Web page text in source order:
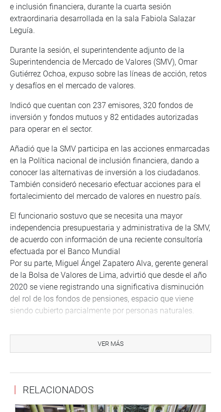
e inclusión financiera, durante la cuarta sesión
extraordinaria desarrollada en la sala Fabiola Salazar
Leguía.
Durante la sesión, el superintendente adjunto de la
Superintendencia de Mercado de Valores (SMV), Omar
Gutiérrez Ochoa, expuso sobre las líneas de acción, retos
y desafíos en el mercado de valores.
Indicó que cuentan con 237 emisores, 320 fondos de
inversión y fondos mutuos y 82 entidades autorizadas
para operar en el sector.
Añadió que la SMV participa en las acciones enmarcadas
en la Política nacional de inclusión financiera, dando a
conocer las alternativas de inversión a los ciudadanos.
También consideró necesario efectuar acciones para el
fortalecimiento del mercado de valores en nuestro país.
El funcionario sostuvo que se necesita una mayor
independencia presupuestaria y administrativa de la SMV,
de acuerdo con información de una reciente consultoría
efectuada por el Banco Mundial
Por su parte, Miguel Ángel Zapatero Alva, gerente general
de la Bolsa de Valores de Lima, advirtió que desde el año
2020 se viene registrando una significativa disminución
del rol de los fondos de pensiones, espacio que viene
siendo cubierto parcialmente por personas naturales.
invirtiendo en las bolsas de valores (a nivel Lima y
regiones).
Por su parte, el gerente general de la Federación Peruana
de Cajas Municipales de Ahorro y Crédito (FEPCMAC),
Martín Zanabria Zambrano, expuso sobre las líneas de
acción y medidas de inclusión financiera.
VER MÁS
RELACIONADOS